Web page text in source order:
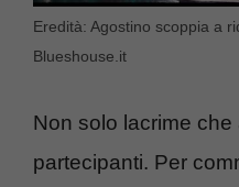
Eredità: Agostino scoppia a
Blueshouse.it
Non solo lacrime
partecipanti. Per